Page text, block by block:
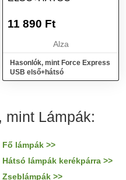
11 890 Ft
Alza
Hasonlók, mint Force Express
USB első+hátsó
mint Lámpák:
Fő lámpák >>
Hátsó lámpák kerékpárra >>
Zseblámpák >>